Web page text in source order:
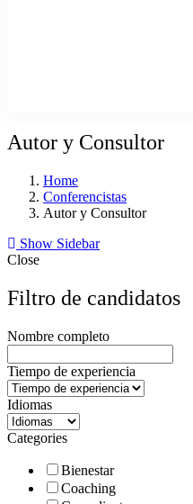
Autor y Consultor
Home
Conferencistas
Autor y Consultor
Show Sidebar
Close
Filtro de candidatos
Nombre completo
Tiempo de experiencia
Idiomas
Categories
Bienestar
Coaching